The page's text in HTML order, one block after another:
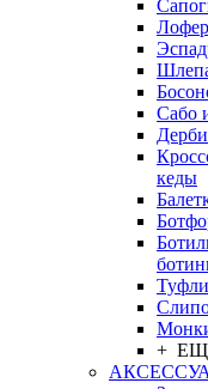
Сабо
Дерби
кеды
Туфли
+